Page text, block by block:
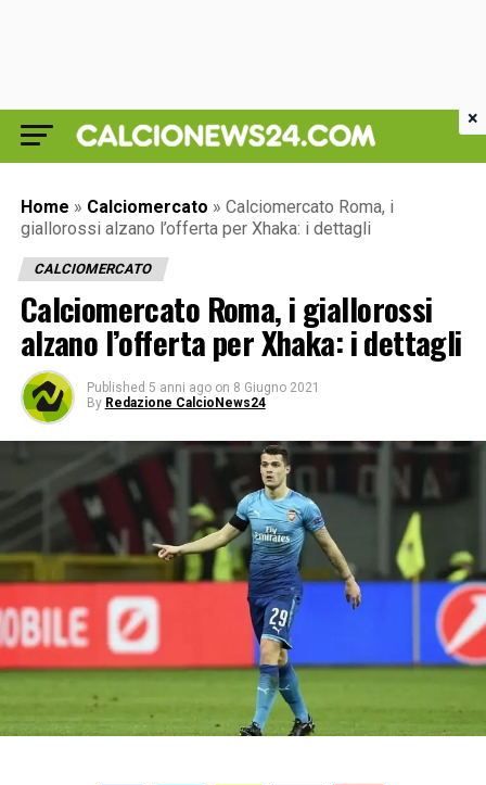
Home » Calciomercato » Calciomercato Roma, i
giallorossi alzano l’offerta per Xhaka: i dettagli
CALCIOMERCATO
Calciomercato Roma, i giallorossi
alzano l’offerta per Xhaka: i dettagli
Published 5 anni ago on 8 Giugno 2021
By Redazione CalcioNews24
×